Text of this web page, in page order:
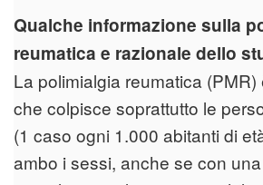
Qualche informazione sulla
reumatica e razionale dello
La polimialgia reumatica
che colpisce soprattutto le
(1 caso ogni 1.000 abitanti di
ambo i sessi, anche se con